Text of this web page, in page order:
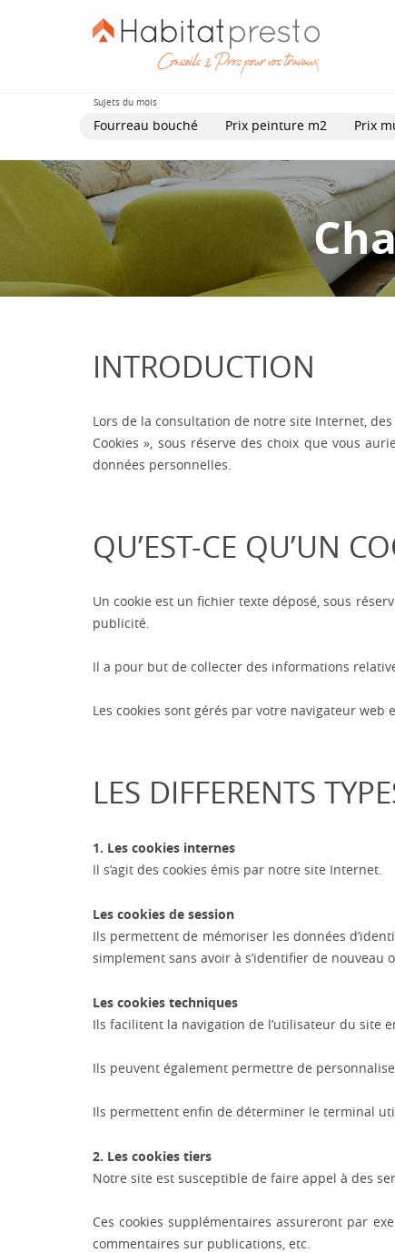
Sujets du mois
Fourreau bouché Prix peinture m2 Prix
INTRODUCTION
Lors de la consultation de notre site Internet,
Cookies », sous réserve des choix que vous
données personnelles.
QU’EST-CE QU’UN
Un cookie est un fichier texte déposé, sous
publicité.
Il a pour but de collecter des informations
Les cookies sont gérés par votre navigateur
LES DIFFERENTS
1. Les cookies internes
Il s’agit des cookies émis par notre site Internet.
Les cookies de session
Ils permettent de mémoriser les données
simplement sans avoir à s’identifier de
Les cookies techniques
Ils facilitent la navigation de l’utilisateur du site
Ils peuvent également permettre de
Ils permettent enfin de déterminer le terminal
2. Les cookies tiers
Notre site est susceptible de faire appel à des
Ces cookies supplémentaires assureront par
commentaires sur publications, etc.